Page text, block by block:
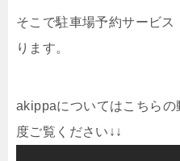
そこで駐車場予約サービス
ります。
akippaについてはこちら
度ご覧ください↓↓